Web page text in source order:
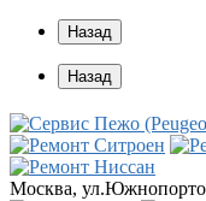
Назад
Назад
Москва,